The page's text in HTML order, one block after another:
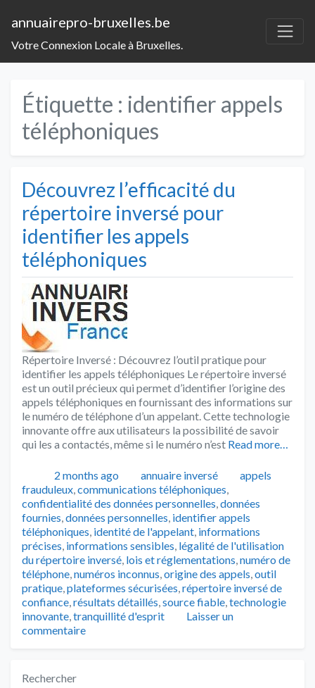
annuairepro-bruxelles.be
Votre Connexion Locale à Bruxelles.
Étiquette : identifier appels
téléphoniques
Découvrez l’efficacité du
répertoire inversé pour
identifier les appels
téléphoniques
Répertoire Inversé : Découvrez l’outil pratique pour
identifier les appels téléphoniques Le répertoire inversé
est un outil précieux qui permet d’identifier l’origine des
appels téléphoniques en fournissant des informations sur
le numéro de téléphone d’un appelant. Cette technologie
innovante offre aux utilisateurs la possibilité de savoir
qui les a contactés, même si le numéro n’est Read more…
Publié2 months ago Catégories
annuaire inversé Tags
appels
frauduleux,communications téléphoniques,
confidentialité des données personnelles,données
fournies,données personnelles, identifier appels
téléphoniques, identité de l'appelant, informations
précises, informations sensibles, légalité de l'utilisation
du répertoire inversé, lois et réglementations,numéro de
téléphone,numéros inconnus,origine des appels,outil
pratique,plateformes sécurisées,répertoire inversé de
confiance,résultats détaillés,source fiable,technologie
innovante,tranquillité d'esprit
Laisser un
commentaire
Rechercher